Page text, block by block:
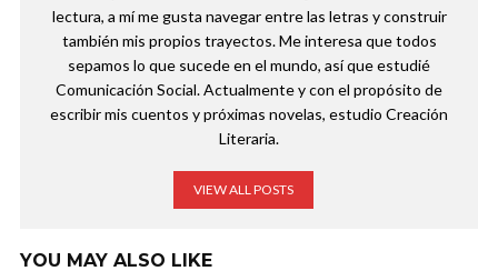
lectura, a mí me gusta navegar entre las letras y construir
también mis propios trayectos. Me interesa que todos
sepamos lo que sucede en el mundo, así que estudié
Comunicación Social. Actualmente y con el propósito de
escribir mis cuentos y próximas novelas, estudio Creación
Literaria.
VIEW ALL POSTS
YOU MAY ALSO LIKE